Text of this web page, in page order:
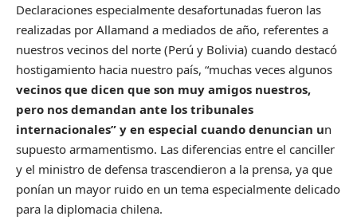
Declaraciones especialmente desafortunadas fueron las
realizadas por Allamand a mediados de año, referentes a
nuestros vecinos del norte (Perú y Bolivia) cuando destacó
hostigamiento hacia nuestro país, “muchas veces algunos
vecinos que dicen que son muy amigos nuestros,
pero nos demandan ante los tribunales
internacionales” y en especial cuando denuncian un
supuesto armamentismo. Las diferencias entre el canciller
y el ministro de defensa trascendieron a la prensa, ya que
ponían un mayor ruido en un tema especialmente delicado
para la diplomacia chilena.